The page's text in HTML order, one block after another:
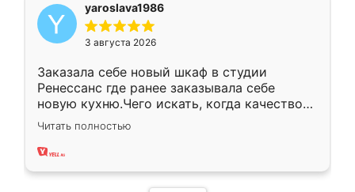
yaroslava1986
3 августа 2026
Заказала себе новый шкаф в студии
Ренессанс где ранее заказывала себе
новую кухню.Чего искать, когда качеством
вполне довольна. Служит кухня уже почти
два года, нареканий нет.
Читать полностью